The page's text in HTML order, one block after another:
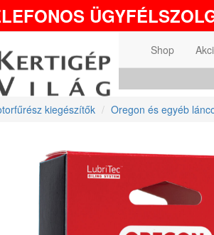
Shop
kiegészítők Oregon és egyéb